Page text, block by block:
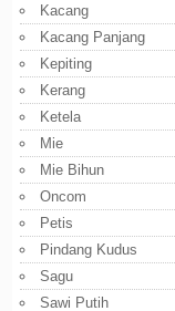
Kacang
Kacang Panjang
Kepiting
Kerang
Ketela
Mie
Mie Bihun
Oncom
Petis
Pindang Kudus
Sagu
Sawi Putih